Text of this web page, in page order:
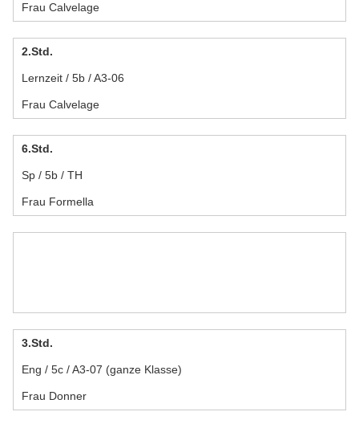
Frau Calvelage
2.Std.
Lernzeit / 5b / A3-06
Frau Calvelage
6.Std.
Sp / 5b / TH
Frau Formella
3.Std.
Eng / 5c / A3-07 (ganze Klasse)
Frau Donner